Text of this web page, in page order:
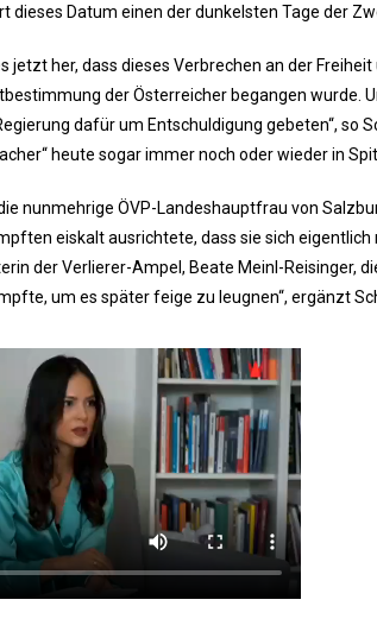
dieses Datum einen der dunkelsten Tage der
jetzt her, dass dieses Verbrechen an der
der Österreicher begangen wurde.
dafür um Entschuldigung gebeten“, so
heute sogar immer noch oder wieder in
nunmehrige ÖVP-Landeshauptfrau von
eiskalt ausrichtete, dass sie sich
der Verlierer-Ampel, Beate Meinl-Reisinger,
um es später feige zu leugnen“, ergänzt